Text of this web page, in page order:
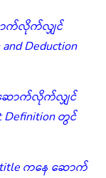
ာက်လိုက်လျှင်
Deduction
ဆောက်လိုက်လျှင်
Definition တွင်
title ကနေ ဆောက်